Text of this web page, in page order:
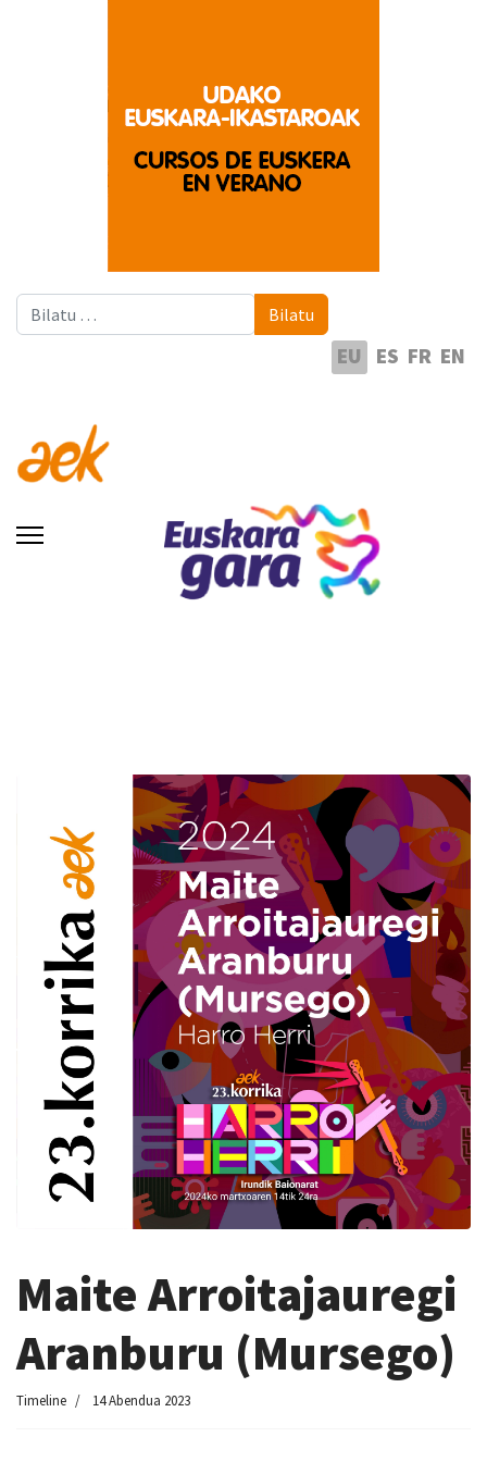
Bilatu Bilatu
EU ES FR EN
Maite Arroitajauregi
Aranburu (Mursego)
Timeline 14 Abendua 2023